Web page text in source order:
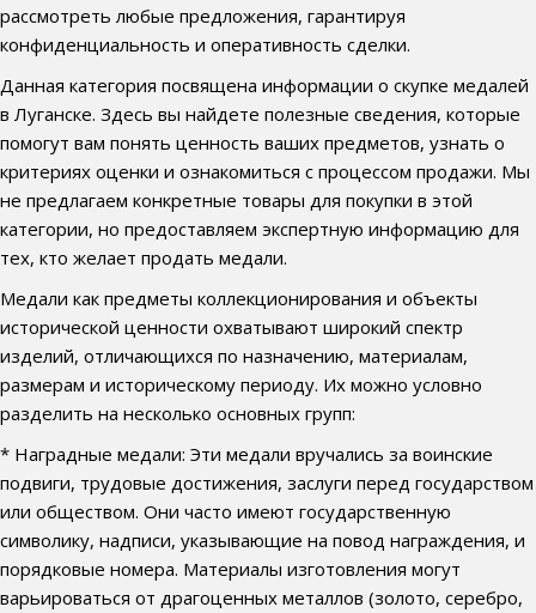
рассмотреть любые предложения, гарантируя
конфиденциальность и оперативность сделки.
Данная категория посвящена информации о скупке медалей
в Луганске. Здесь вы найдете полезные сведения, которые
помогут вам понять ценность ваших предметов, узнать о
критериях оценки и ознакомиться с процессом продажи. Мы
не предлагаем конкретные товары для покупки в этой
категории, но предоставляем экспертную информацию для
тех, кто желает продать медали.
Медали как предметы коллекционирования и объекты
исторической ценности охватывают широкий спектр
изделий, отличающихся по назначению, материалам,
размерам и историческому периоду. Их можно условно
разделить на несколько основных групп:
* Наградные медали: Эти медали вручались за воинские
подвиги, трудовые достижения, заслуги перед государством
или обществом. Они часто имеют государственную
символику, надписи, указывающие на повод награждения, и
порядковые номера. Материалы изготовления могут
варьироваться от драгоценных металлов (золото, серебро,